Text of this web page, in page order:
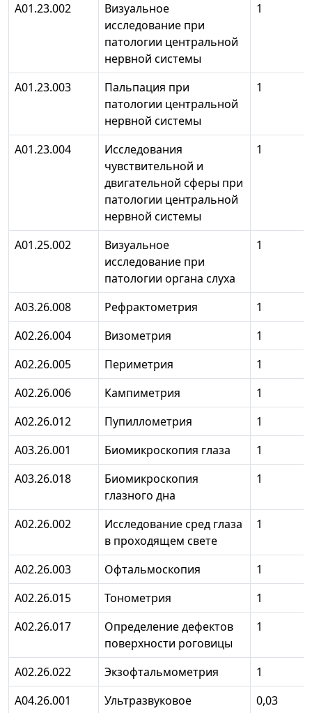
А01.23.002
Визуальное
исследование при
патологии центральной
нервной системы
1
А01.23.003
Пальпация при
патологии центральной
нервной системы
1
А01.23.004
Исследования
чувствительной и
двигательной сферы при
патологии центральной
нервной системы
1
А01.25.002
Визуальное
исследование при
патологии органа слуха
1
А03.26.008 Рефрактометрия
1
А02.26.004
Визометрия
1
А02.26.005
Периметрия
1
А02.26.006
Кампиметрия
1
А02.26.012
Пупиллометрия
1
А03.26.001
Биомикроскопия глаза
1
А03.26.018
Биомикроскопия
глазного дна
1
А02.26.002
Исследование сред глаза
в проходящем свете
1
А02.26.003 Офтальмоскопия
1
А02.26.015
Тонометрия
1
А02.26.017
Определение дефектов
поверхности роговицы
1
А02.26.022 Экзофтальмометрия
1
А04.26.001
Ультразвуковое
0,03